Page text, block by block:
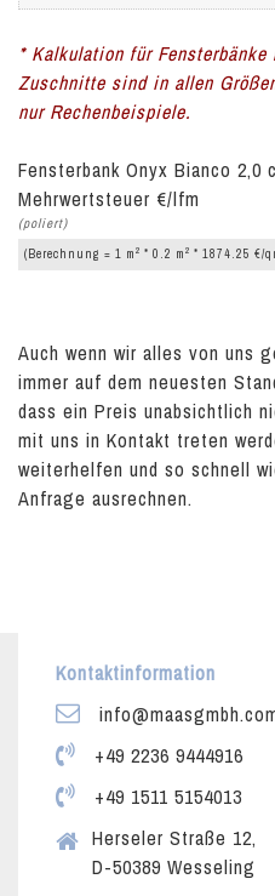
* Kalkulation für
Zuschnitte sind in allen
nur Rechenbeispiele.
Fensterbank Onyx Bianco 2,0
Mehrwertsteuer €/lfm
(poliert)
(Berechnung = 1 m 2 * 0.2 m 2 * 1874.25 €/
Auch wenn wir alles von uns
immer auf dem neuesten
dass ein Preis unabsichtlich
mit uns in Kontakt treten
weiterhelfen und so schnell
Anfrage ausrechnen.
Kontaktinformation
+49 2236 9444916
+49 1511 5154013
Herseler Straße 12,
D-50389 Wesseling